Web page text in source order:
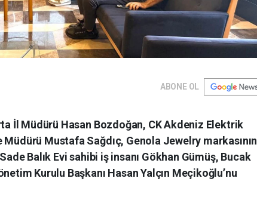
ABONE OL
İl Müdürü Hasan Bozdoğan, CK Akdeniz Elektrik
Müdürü Mustafa Sağdıç, Genola Jewelry markasının
Balık Evi sahibi iş insanı Gökhan Gümüş, Bucak
Kurulu Başkanı Hasan Yalçın Meçikoğlu’nu